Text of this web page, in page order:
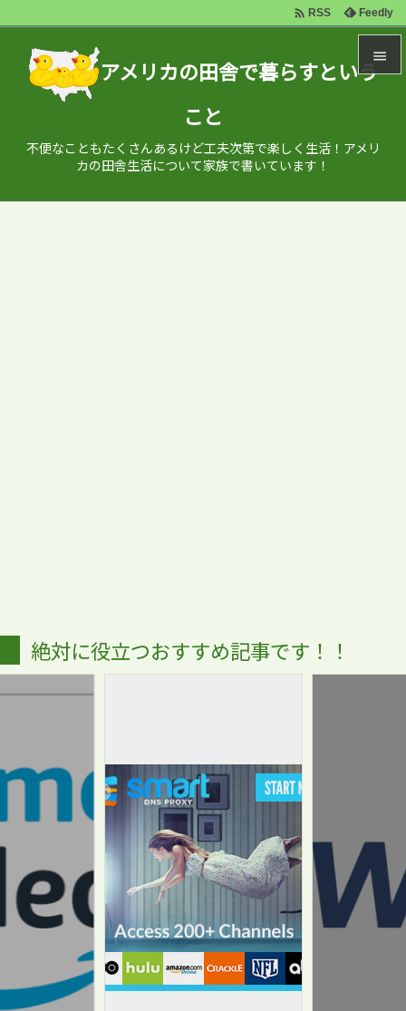


 RSS Feedly
アメリカの田舎で暮らすという
こと
不便なこともたくさんあるけど工夫次第で楽しく生活！アメリ
カの田舎生活について家族で書いています！
絶対に役立つおすすめ記事です！！